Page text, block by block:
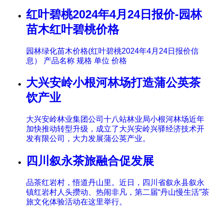
红叶碧桃2024年4月24日报价-园林
苗木红叶碧桃价格
园林绿化苗木价格(红叶碧桃2024年4月24日报价信
息） 产品名称 规格 单位 价格
大兴安岭小根河林场打造蒲公英茶
饮产业
大兴安岭林业集团公司十八站林业局小根河林场近年
加快推动转型升级，成立了大兴安岭兴驿经济技术开
发有限公司，大力发展蒲公英产业。
四川叙永茶旅融合促发展
品茶红岩村，悟道丹山里。近日，四川省叙永县叙永
镇红岩村人头攒动、热闹非凡，第二届“丹山慢生活”茶
旅文化体验活动在这里举行。